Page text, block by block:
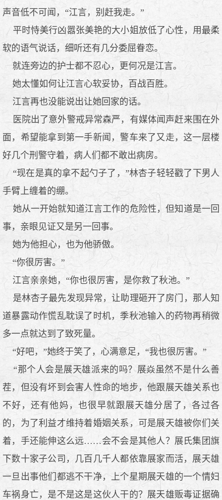
声音低不可闻，“江言，别赶我走。”
平时恃美行凶嚣张美艳的大小姐放低了心性，用最柔
软的语气说话，细听还有几分委屈眷恋。
就连旁边的护士都不忍心，更何况是江言。
她太懂如何让江言心软妥协，百战百胜。
江言再也没能说出让她回家的话。
医院出了意外警戒异常森严，有媒体闻声赶来围在外
面，希望能拿到第一手新闻，警车来了又走，这一层楼
好几个刑警守着，病人们都不敢出病房。
“现在是真的拿不起勺子了，”林杏子轻轻戳了下男人
手臂上缠着的绷。
她从一开始就知道江言工作的危险性，但知道是一回
事，亲眼见证又是另一回事。
她为他担心，也为他骄傲。
“你很厉害。”
江言亲亲她，“你也很厉害，是你救了秋池。”
是林杏子最先发现异常，让助理砸开了房门，那人知
道暴露动作慌乱耽误了时机，季秋池输入的药物再稍微
多一点就达到了致死量。
“好吧，”她终于笑了，心满意足，“我也很厉害。”
“那个人会是展天雄派来的吗？展焱虽然不是什么善
茬，但没有坏到会害人性命的地步，他跟展天雄关系也
不好，还有他妈，也很早就跟展天雄分居了，各过各
的，为了利益才维持着婚姻关系，可是展天雄被你们关
着，手还能伸这么远……会不会是其他人？展氏集团旗
下数十家子公司，几百几千人都依靠展家而活，展天雄
一旦出事他们都逃不干净，上个星期展天雄的一个情妇
车祸身亡，是不是这是这伙人干的？展天雄贩毒证据确